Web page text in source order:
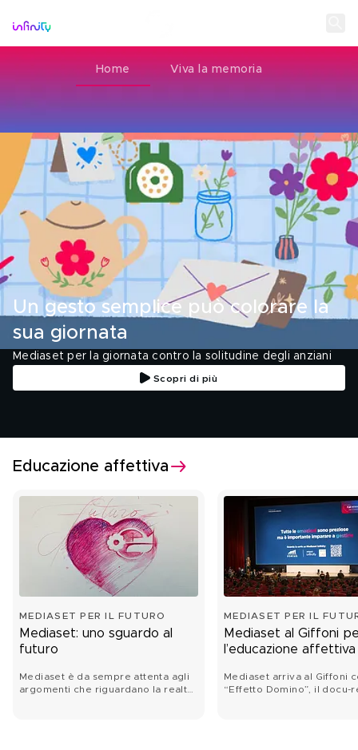
Home Viva la memoria
Un gesto semplice può colorare la
sua giornata
Mediaset per la giornata contro la solitudine degli anziani
Scopri di più
Educazione affettiva
MEDIASET PER IL FUTURO
Mediaset: uno sguardo al
futuro
Mediaset è da sempre attenta agli
argomenti che riguardano la realtà
MEDIASET PER IL
Mediaset al Giffoni
l’educazione affettiva
Mediaset arriva al Giffoni
“Effetto Domino”, il docu-